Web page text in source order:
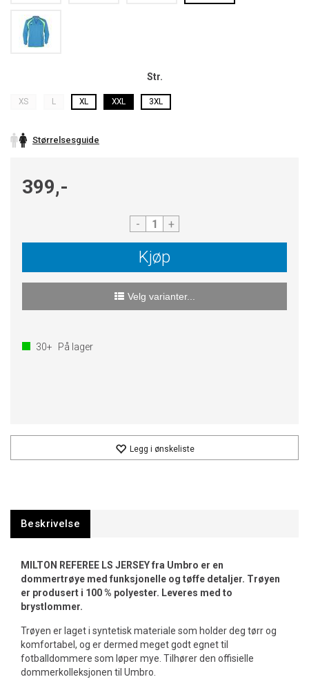
Str.
XS L XL XXL 3XL
Størrelsesguide
399,-
- +
Kjøp
Velg varianter...
30+ På lager
Legg i ønskeliste
Beskrivelse
MILTON REFEREE LS JERSEY fra Umbro er en
dommertrøye med funksjonelle og tøffe detaljer. Trøyen
er produsert i 100 % polyester. Leveres med to
brystlommer.
Trøyen er laget i syntetisk materiale som holder deg tørr og
komfortabel, og er dermed meget godt egnet til
fotballdommere som løper mye. Tilhører den offisielle
dommerkolleksjonen til Umbro.